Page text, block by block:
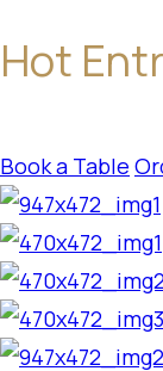
Hot
Book a Table